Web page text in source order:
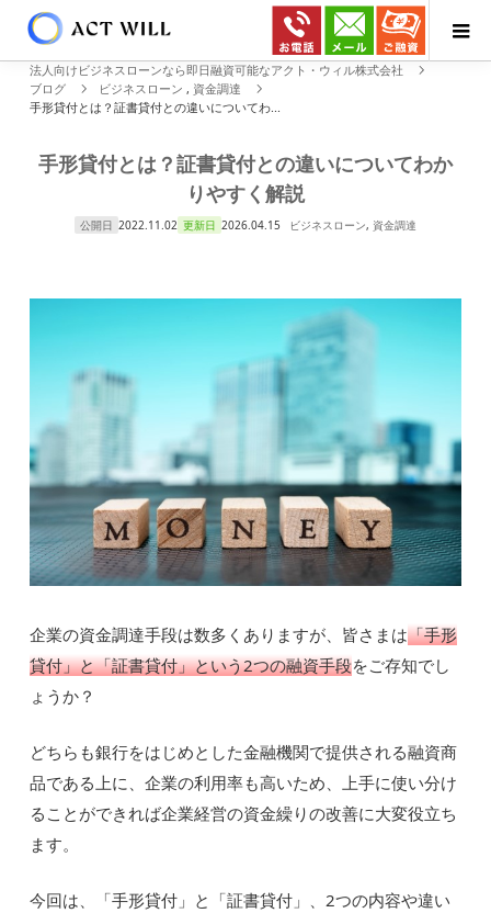
法人向けビジネスローンなら即日融資可能なアクト・ウィル株式会社
ブログ
ビジネスローン , 資金調達
手形貸付とは？証書貸付との違いについてわ...
手形貸付とは？証書貸付との違いについてわか
りやすく解説
公開日 2022.11.02 更新日 2026.04.15 ビジネスローン, 資金調達
企業の資金調達手段は数多くありますが、皆さまは「手形
貸付」と「証書貸付」という2つの融資手段をご存知でし
ょうか？
どちらも銀行をはじめとした金融機関で提供される融資商
品である上に、企業の利用率も高いため、上手に使い分け
ることができれば企業経営の資金繰りの改善に大変役立ち
ます。
今回は、「手形貸付」と「証書貸付」、2つの内容や違い